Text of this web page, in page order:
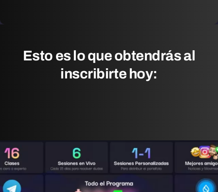
Esto es loqueobtendrásal
inscribirte hoy: